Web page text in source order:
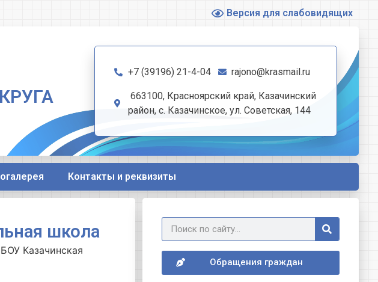
Версия для слабовидящих
+7 (39196) 21-4-04 rajono@krasmail.ru
663100, Красноярский край, Казачинский
район, с. Казачинское, ул. Советская, 144
Контакты и реквизиты
школа
Казачинская
Обращения граждан